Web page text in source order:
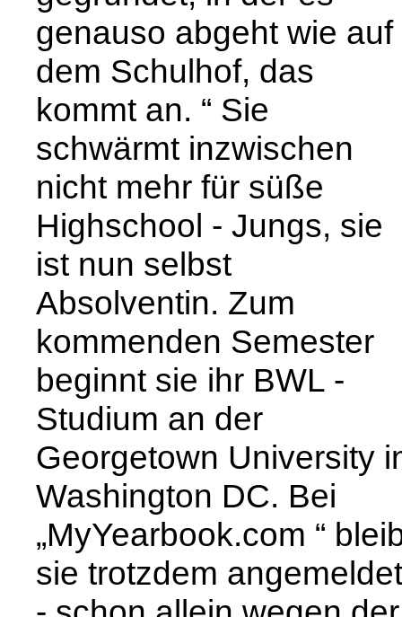
genauso abgeht wie auf
dem Schulhof, das
kommt an. “ Sie
schwärmt inzwischen
nicht mehr für süße
Highschool - Jungs, sie
ist nun selbst
Absolventin. Zum
kommenden Semester
beginnt sie ihr BWL -
Studium an der
Georgetown University
Washington DC. Bei
„MyYearbook.com “
sie trotzdem angemeldet